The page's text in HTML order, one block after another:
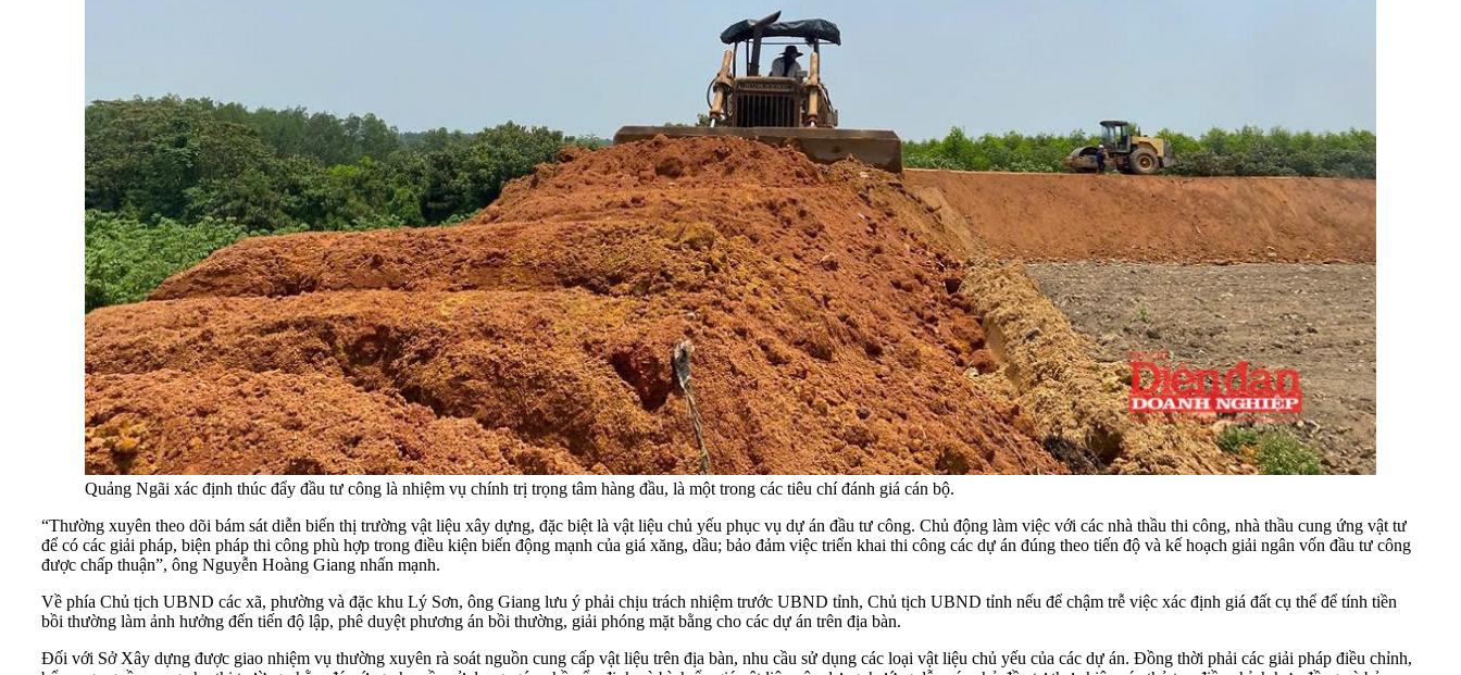
Quảng Ngãi xác định thúc đẩy đầu tư công là nhiệm vụ chính trị trọng tâm hàng đầu, là một trong các tiêu chí đánh giá cán bộ.
“Thường xuyên theo dõi bám sát diễn biến thị trường vật liệu xây dựng, đặc biệt là vật liệu chủ yếu phục vụ dự án đầu tư công. Chủ động làm việc với các nhà thầu thi công, nhà thầu cung ứng vật tư
để có các giải pháp, biện pháp thi công phù hợp trong điều kiện biến động mạnh của giá xăng, dầu; bảo đảm việc triển khai thi công các dự án đúng theo tiến độ và kế hoạch giải ngân vốn đầu tư công
được chấp thuận”, ông Nguyễn Hoàng Giang nhấn mạnh.
Về phía Chủ tịch UBND các xã, phường và đặc khu Lý Sơn, ông Giang lưu ý phải chịu trách nhiệm trước UBND tỉnh, Chủ tịch UBND tỉnh nếu để chậm trễ việc xác định giá đất cụ thể để tính tiền
bồi thường làm ảnh hưởng đến tiến độ lập, phê duyệt phương án bồi thường, giải phóng mặt bằng cho các dự án trên địa bàn.
Đối với Sở Xây dựng được giao nhiệm vụ thường xuyên rà soát nguồn cung cấp vật liệu trên địa bàn, nhu cầu sử dụng các loại vật liệu chủ yếu của các dự án. Đồng thời phải các giải pháp điều chỉnh,